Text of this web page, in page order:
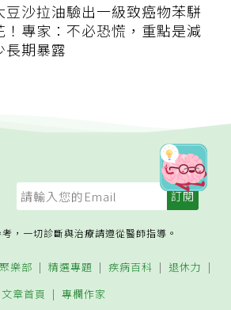
豆沙拉油驗出一級致癌物苯駢
！專家：不必恐慌，重點是減
長期暴露
，一切診斷與治療請遵從醫師指導。
樂部 精選專題 疾病百科
退休力
文章首頁
專欄作家